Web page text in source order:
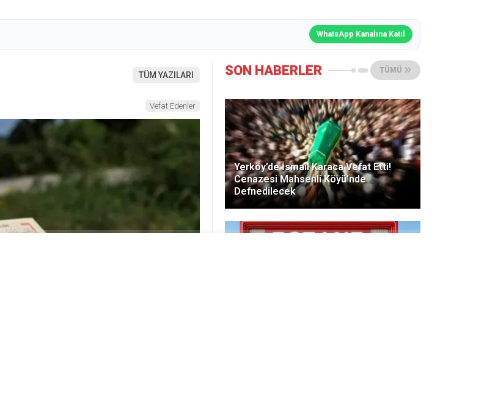
WhatsApp Kanalına Katıl
TÜM YAZILARI
Vefat Edenler
SON HABERLER TÜMÜ
Yerköy’de İsmail Karaca Vefat Etti!
Cenazesi Mahsenli Köyü’nde
Defnedilecek